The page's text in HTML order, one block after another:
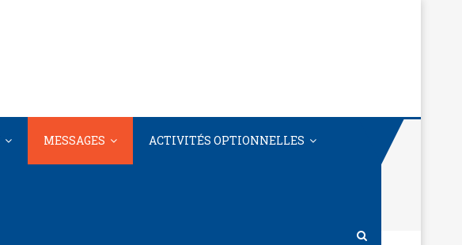
MESSAGES ACTIVITÉS OPTIONNELLES